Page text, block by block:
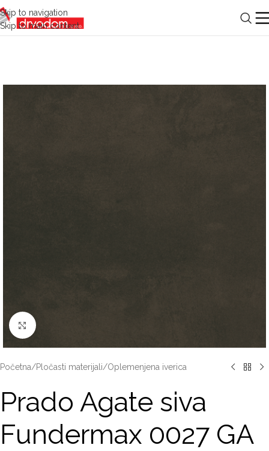
Skip to navigation
Skip to main content
Click to enlarge
Početna/Pločasti materijali/Oplemenjena iverica
Prado Agate siva
Fundermax 0027 GA